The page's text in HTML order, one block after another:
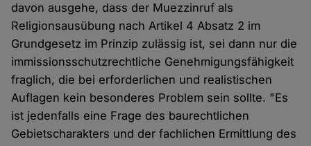
davon ausgehe, dass der Muezzinruf als
Religionsausübung nach Artikel 4 Absatz 2 im
Grundgesetz im Prinzip zulässig ist, sei dann nur die
immissionsschutzrechtliche Genehmigungsfähigkeit
fraglich, die bei erforderlichen und realistischen
Auflagen kein besonderes Problem sein sollte. "Es
ist jedenfalls eine Frage des baurechtlichen
Gebietscharakters und der fachlichen Ermittlung des